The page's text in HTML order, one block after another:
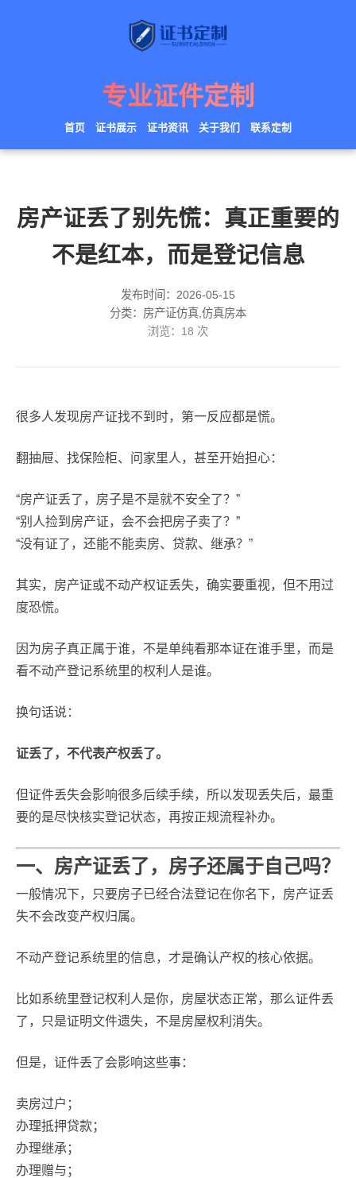
专业证件定制
首页 证书展示 证书资讯 关于我们 联系定制
房产证丢了别先慌：真正重要的
不是红本，而是登记信息
发布时间：2026-05-15
分类：房产证仿真,仿真房本
浏览： 18 次
很多人发现房产证找不到时，第一反应都是慌。
翻抽屉、找保险柜、问家里人，甚至开始担心：
“房产证丢了，房子是不是就不安全了？”
“别人捡到房产证，会不会把房子卖了？”
“没有证了，还能不能卖房、贷款、继承？”
其实，房产证或不动产权证丢失，确实要重视，但不用过
度恐慌。
因为房子真正属于谁，不是单纯看那本证在谁手里，而是
看不动产登记系统里的权利人是谁。
换句话说：
证丢了，不代表产权丢了。
但证件丢失会影响很多后续手续，所以发现丢失后，最重
要的是尽快核实登记状态，再按正规流程补办。
一、房产证丢了，房子还属于自己吗？
一般情况下，只要房子已经合法登记在你名下，房产证丢
失不会改变产权归属。
不动产登记系统里的信息，才是确认产权的核心依据。
比如系统里登记权利人是你，房屋状态正常，那么证件丢
了，只是证明文件遗失，不是房屋权利消失。
但是，证件丢了会影响这些事：
卖房过户；
办理抵押贷款；
办理继承；
办理赠与；